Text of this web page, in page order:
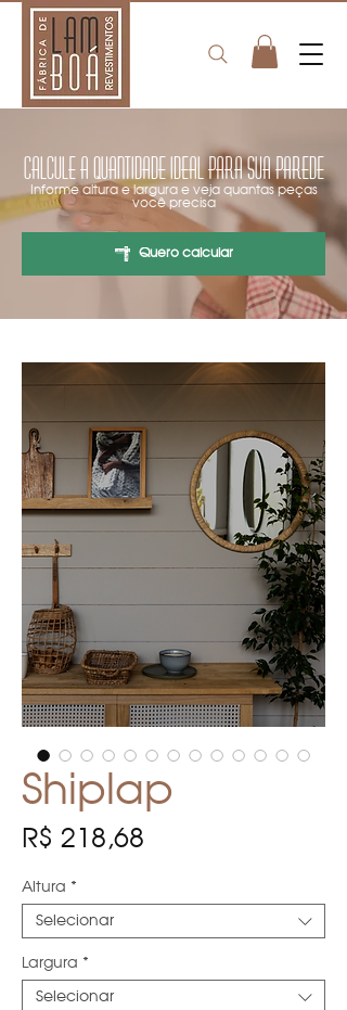
Calcule a quantidade ideal para sua parede
Informe altura e largura e veja quantas peças
você precisa
Quero calcular
Shiplap
R$ 218,68
Altura *
Selecionar
Largura *
Selecionar